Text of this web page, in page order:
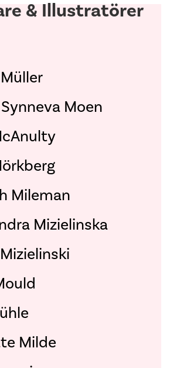
& Illustratörer
Moen
Mileman
Mizielinska
Milde